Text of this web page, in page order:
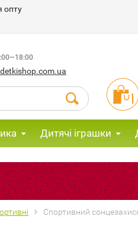
опту
Дитячі іграшки
Спортивний